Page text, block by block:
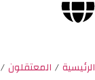
الرئيسية/ المعتقلون/